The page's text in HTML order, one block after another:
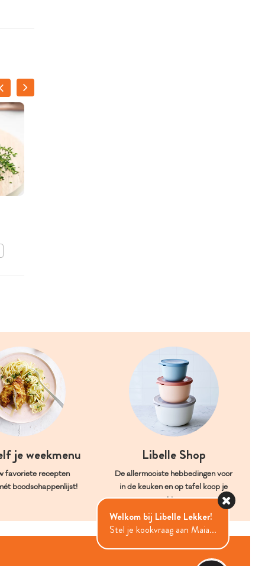
je weekmenu
favoriete recepten
boodschappenlijst!
Libelle Shop
De allermooiste hebbedingen voor
in de keuken en op tafel koop je
hier.
Welkom bij Libelle Lekker!
Stel je kookvraag aan Maia...